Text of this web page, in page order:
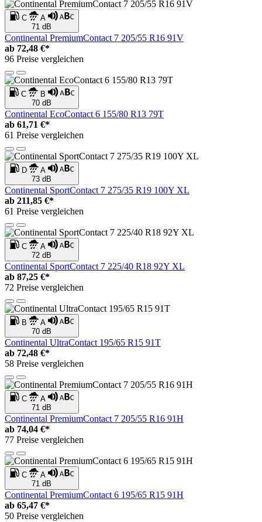
C
A
71 dB
Continental PremiumContact 7 205/55 R16 91V
ab 72,48 €*
96 Preise vergleichen
C
B
70 dB
Continental EcoContact 6 155/80 R13 79T
ab 61,71 €*
61 Preise vergleichen
D
A
73 dB
Continental SportContact 7 275/35 R19 100Y XL
ab 211,85 €*
61 Preise vergleichen
C
A
72 dB
Continental SportContact 7 225/40 R18 92Y XL
ab 87,25 €*
72 Preise vergleichen
B
A
70 dB
Continental UltraContact 195/65 R15 91T
ab 72,48 €*
58 Preise vergleichen
C
A
71 dB
Continental PremiumContact 7 205/55 R16 91H
ab 74,04 €*
77 Preise vergleichen
C
A
71 dB
Continental PremiumContact 6 195/65 R15 91H
ab 65,47 €*
50 Preise vergleichen